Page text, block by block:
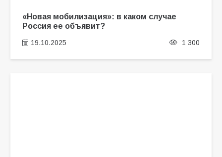
«Новая мобилизация»: в каком случае
Россия ее объявит?
19.10.2025 1 300